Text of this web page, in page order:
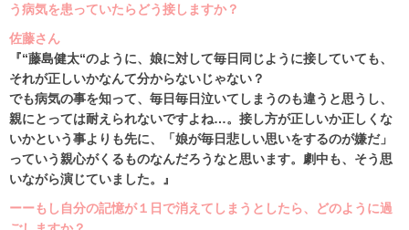
う病気を患っていたらどう接しますか？
佐藤さん
『“藤島健太“のように、娘に対して毎日同じように接していても、
それが正しいかなんて分からないじゃない？
でも病気の事を知って、毎日毎日泣いてしまうのも違うと思うし、
親にとっては耐えられないですよね…。接し方が正しいか正しくな
いかという事よりも先に、「娘が毎日悲しい思いをするのが嫌だ」
っていう親心がくるものなんだろうなと思います。劇中も、そう思
いながら演じていました。』
ーーもし自分の記憶が１日で消えてしまうとしたら、どのように過